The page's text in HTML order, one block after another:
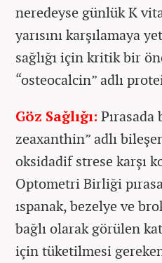
neredeyse günlük K
yarısını karşılamaya
sağlığı için kritik bir
“osteocalcin” adlı
Göz Sağlığı:
zeaxanthin” adlı
oksidadif strese karşı
Optometri Birliği
ıspanak, bezelye ve
bağlı olarak görülen
için tüketilmesi